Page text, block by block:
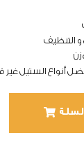
التنظيف
الستيل غير